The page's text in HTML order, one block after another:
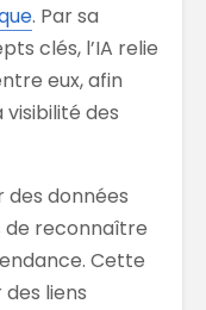
. Par sa
clés, l’IA relie
eux, afin
des
données
de reconnaître
Cette
liens